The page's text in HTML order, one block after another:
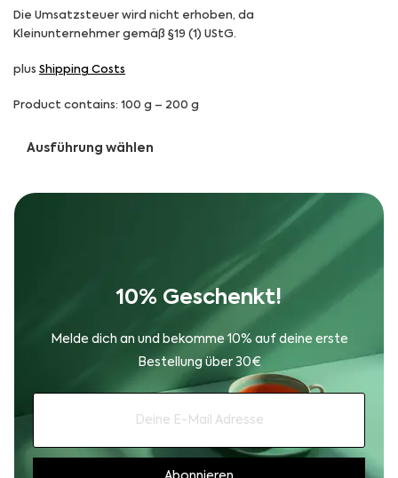
Die Umsatzsteuer wird nicht erhoben, da
Kleinunternehmer gemäß §19 (1) UStG.
plus Shipping Costs
Product contains: 100 g – 200 g
Ausführung wählen
10% Geschenkt!
Melde dich an und bekomme 10% auf deine erste
Bestellung über 30€